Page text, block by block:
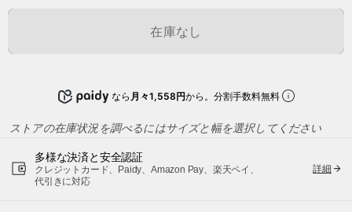
在庫なし
なら 月々1,558円から。分割手数料無料
ストアの在庫状況を調べるにはサイズと幅を選択してください
多様な決済と安全認証
クレジットカード、Paidy、Amazon Pay、楽天ペイ、
代引きに対応
詳細